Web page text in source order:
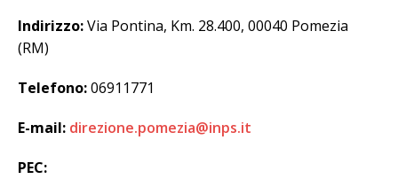
Indirizzo:Via Pontina, Km. 28.400, 00040 Pomezia
(RM)
Telefono:06911771
E-mail: direzione.pomezia@inps.it
PEC: